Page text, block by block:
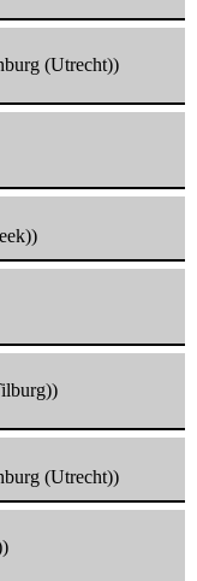
(Utrecht))
(Utrecht))